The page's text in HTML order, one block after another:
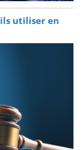
utiliser en